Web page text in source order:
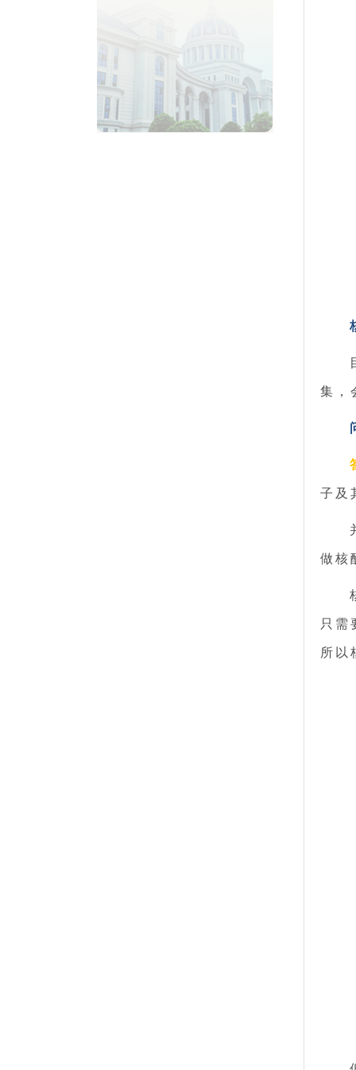
集，
子及
做核
只需
所以